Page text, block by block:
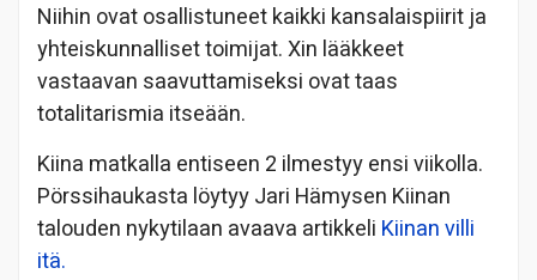
Niihin ovat osallistuneet kaikki kansalaispiirit ja
yhteiskunnalliset toimijat. Xin lääkkeet
vastaavan saavuttamiseksi ovat taas
totalitarismia itseään.
Kiina matkalla entiseen 2 ilmestyy ensi viikolla.
Pörssihaukasta löytyy Jari Hämysen Kiinan
talouden nykytilaan avaava artikkeli Kiinan villi
itä.